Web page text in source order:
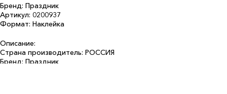
Бренд: Праздник
Артикул: 0200937
Формат: Наклейка
Описание:
Страна производитель: РОССИЯ
Бренд: Праздник